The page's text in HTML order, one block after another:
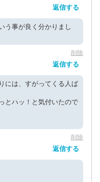
返信する
う事が良く分かりまし
削除
返信する
には、すがってくる人ば
とハッ！と気付いたので
削除
返信する